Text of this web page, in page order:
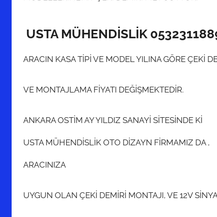
USTA MÜHENDİSLİK
ARACIN KASA TİPİ VE MODEL YILINA GÖRE ÇEKİ
VE MONTAJLAMA FİYATI DEĞİŞMEKTEDİR.
ANKARA OSTİM AY YILDIZ SANAYİ SİTESİNDE Kİ
USTA MÜHENDİSLİK OTO DİZAYN FİRMAMIZ DA ,
ARACINIZA
UYGUN OLAN ÇEKİ DEMİRİ MONTAJI, VE 12V